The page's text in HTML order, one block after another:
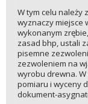
W tym celu należy
wyznaczy miejsce
wykonanym
zasad bhp, ustali
pisemne
zezwoleniem na
wyrobu drewna.
pomiaru i wyceny
dokument-